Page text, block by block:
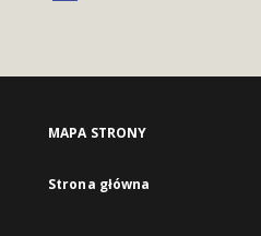
MAPA STRONY
Strona główna